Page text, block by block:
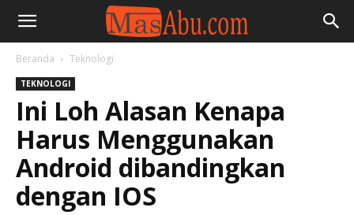
Beranda Teknologi
TEKNOLOGI
Ini Loh Alasan Kenapa
Harus Menggunakan
Android dibandingkan
dengan IOS